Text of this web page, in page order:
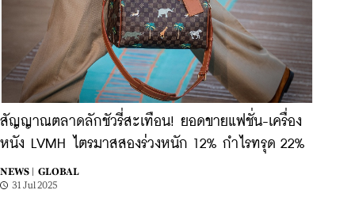
สัญญาณตลาดลักชัวรี่สะเทือน! ยอดขายแฟชั่น-เครื่อง
หนัง LVMH ไตรมาสสองร่วงหนัก 12% กำไรทรุด 22%
NEWS |
GLOBAL
31 Jul 2025